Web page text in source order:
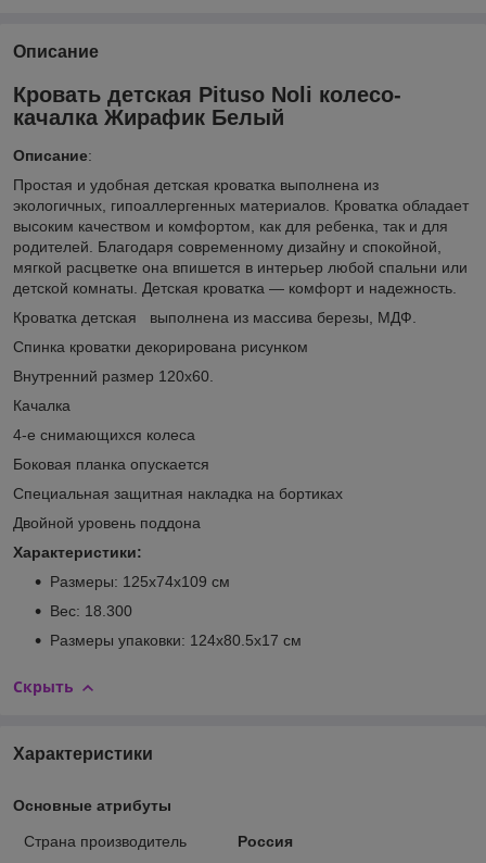
Описание
Кровать детская Pituso Noli колесо-
качалка Жирафик Белый
Описание:
Простая и удобная детская кроватка выполнена из
экологичных, гипоаллергенных материалов. Кроватка обладает
высоким качеством и комфортом, как для ребенка, так и для
родителей. Благодаря современному дизайну и спокойной,
мягкой расцветке она впишется в интерьер любой спальни или
детской комнаты. Детская кроватка — комфорт и надежность.
Кроватка детская выполнена из массива березы, МДФ.
Спинка кроватки декорирована рисунком
Внутренний размер 120х60.
Качалка
4-е снимающихся колеса
Боковая планка опускается
Специальная защитная накладка на бортиках
Двойной уровень поддона
Характеристики:
Размеры: 125х74х109 см
Вес: 18.300
Размеры упаковки: 124х80.5х17 см
Скрыть
Характеристики
Основные атрибуты
Страна производитель
Россия